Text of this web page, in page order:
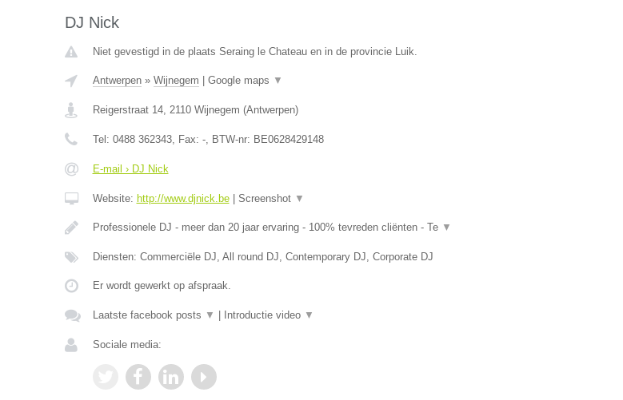
DJ Nick
Niet gevestigd in de plaats Seraing le Chateau en in de provincie Luik.
Antwerpen» Wijnegem Google maps ▼
Reigerstraat 14, 2110 Wijnegem (Antwerpen)
Tel: 0488 362343, Fax: -, BTW-nr: BE0628429148
E-mail › DJ Nick
Website: http://www.djnick.be| Screenshot ▼
Professionele DJ - meer dan 20 jaar ervaring - 100% tevreden cliënten - Te ▼
Diensten: Commerciële DJ, All round DJ, Contemporary DJ, Corporate DJ
Er wordt gewerkt op afspraak.
Laatste facebook posts ▼ Introductie video ▼
Sociale media: